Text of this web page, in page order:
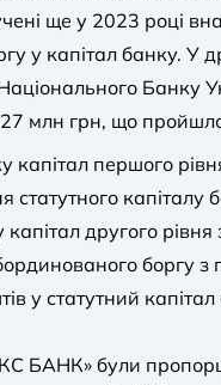
ще у 2023 році
у капітал банку. У
млн грн, що
капітал першого
статутного капіталу
другого
боргу
у статутний капітал
БАНК» були